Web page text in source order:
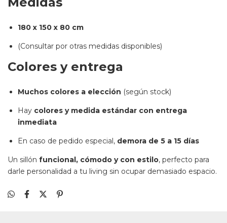
180 x 150 x 80 cm
(Consultar por otras medidas disponibles)
Colores y entrega
Muchos colores a elección (según stock)
Hay colores y medida estándar con entrega
inmediata
En caso de pedido especial, demora de 5 a 15 días
Un sillón funcional, cómodo y con estilo, perfecto para
darle personalidad a tu living sin ocupar demasiado espacio.